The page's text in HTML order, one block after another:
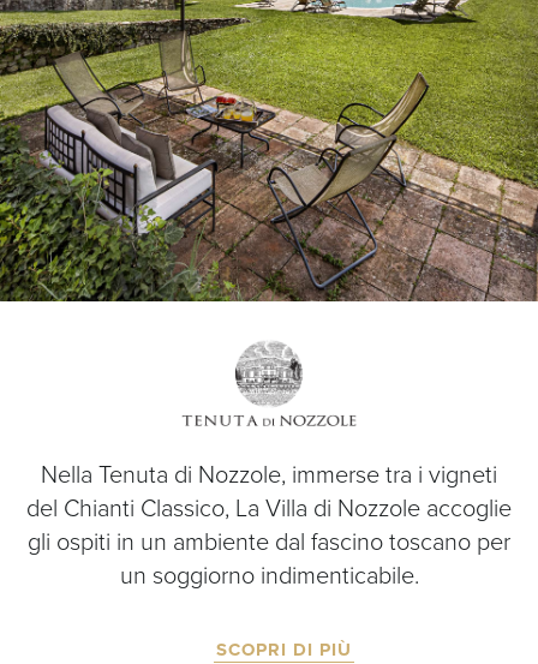
Nella Tenuta di Nozzole, immerse tra i vigneti
del Chianti Classico, La Villa di Nozzole accoglie
gli ospiti in un ambiente dal fascino toscano per
un soggiorno indimenticabile.
SCOPRI DI PIÙ